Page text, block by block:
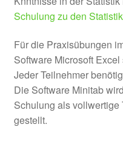
Schulung zu den
Für die Praxisübungen
Software Microsoft
Jeder Teilnehmer
Die Software Minitab
Schulung als vollwertige
gestellt.